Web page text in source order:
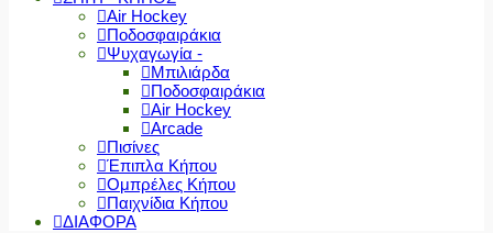
Air Hockey
Ποδοσφαιράκια
Ψυχαγωγία -
Μπιλιάρδα
Ποδοσφαιράκια
Air Hockey
Arcade
Πισίνες
Έπιπλα Κήπου
Ομπρέλες Κήπου
Παιχνίδια Κήπου
ΔΙΑΦΟΡΑ